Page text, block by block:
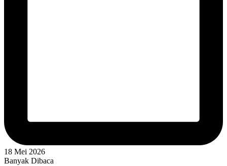
18 Mei 2026
Banyak Dibaca